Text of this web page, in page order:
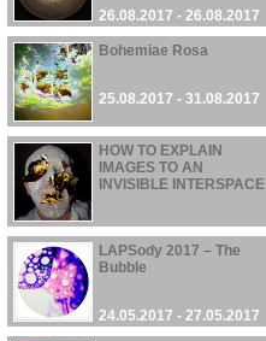
26.08.2017 - 26.08.2017
Bohemiae Rosa
25.08.2017 - 31.08.2017
HOW TO EXPLAIN
IMAGES TO AN
INVISIBLE INTERSPACE
02.08.2017 - 10.08.2017
LAPSody 2017 – The
Bubble
24.05.2017 - 27.05.2017